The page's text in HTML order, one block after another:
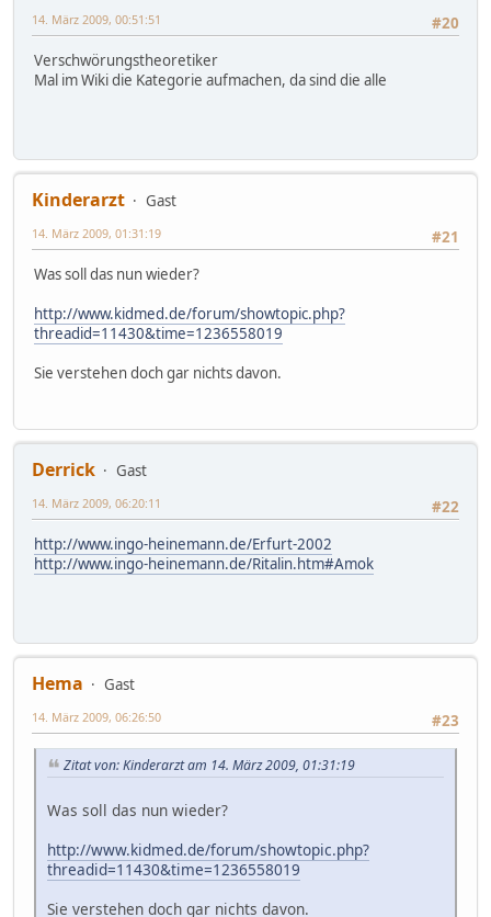
#20
14. März 2009, 00:51:51
Verschwörungstheoretiker
Mal im Wiki die Kategorie aufmachen, da sind die alle
Kinderarzt
Gast
#21
14. März 2009, 01:31:19
Was soll das nun wieder?
http://www.kidmed.de/forum/showtopic.php?
threadid=11430&time=1236558019
Sie verstehen doch gar nichts davon.
Derrick
Gast
#22
14. März 2009, 06:20:11
http://www.ingo-heinemann.de/Erfurt-2002
http://www.ingo-heinemann.de/Ritalin.htm#Amok
Hema
Gast
#23
14. März 2009, 06:26:50
Zitat von: Kinderarzt am 14. März 2009, 01:31:19
Was soll das nun wieder?
http://www.kidmed.de/forum/showtopic.php?
threadid=11430&time=1236558019
Sie verstehen doch gar nichts davon.